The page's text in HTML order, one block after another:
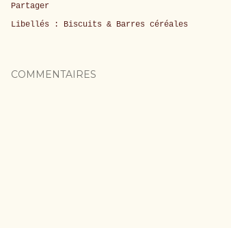
Partager
Libellés :
Biscuits & Barres céréales
COMMENTAIRES